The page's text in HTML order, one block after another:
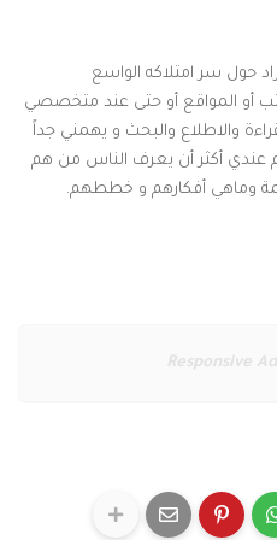
حول سر امتلاكه الواسع
أو المواقع أو حتى عند متخصصي
والاطلاع والبحث و يهمني جداً
عندي أكثر أن يعرف الناس من هم
وماهي أفكارهم و خططهم.
Responsive